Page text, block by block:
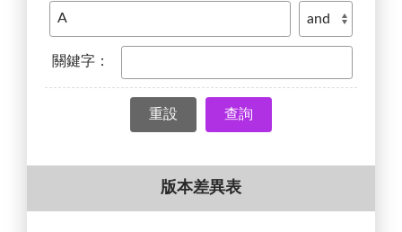
關鍵字：
查詢
版本差異表